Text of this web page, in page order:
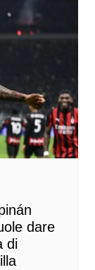
dare
di